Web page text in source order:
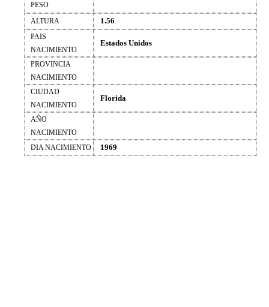
PESO
ALTURA
1.56
PAIS
NACIMIENTO
Estados Unidos
PROVINCIA
NACIMIENTO
CIUDAD
NACIMIENTO
Florida
AÑO
NACIMIENTO
DIA NACIMIENTO
1969